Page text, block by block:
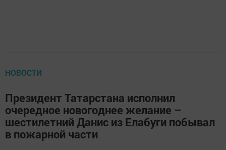
НОВОСТИ
Президент Татарстана исполнил
очередное новогоднее желание –
шестилетний Данис из Елабуги побывал
в пожарной части